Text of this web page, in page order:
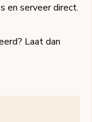
en serveer direct.
Laat dan